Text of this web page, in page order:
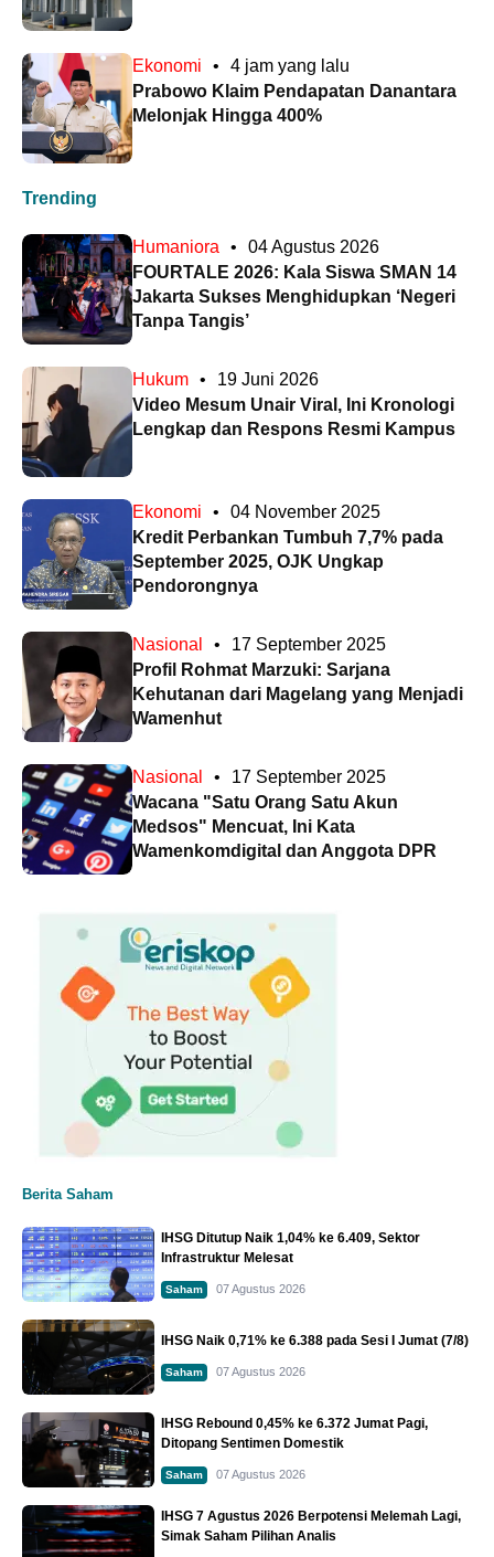
Ekonomi •
4 jam yang lalu
Prabowo Klaim Pendapatan Danantara
Melonjak Hingga 400%
Trending
Humaniora •
04 Agustus 2026
FOURTALE 2026: Kala Siswa SMAN 14
Jakarta Sukses Menghidupkan ‘Negeri
Tanpa Tangis’
Hukum •
19 Juni 2026
Video Mesum Unair Viral, Ini Kronologi
Lengkap dan Respons Resmi Kampus
Ekonomi •
04 November 2025
Kredit Perbankan Tumbuh 7,7% pada
September 2025, OJK Ungkap
Pendorongnya
Nasional •
17 September 2025
Profil Rohmat Marzuki: Sarjana
Kehutanan dari Magelang yang Menjadi
Wamenhut
Nasional •
17 September 2025
Wacana "Satu Orang Satu Akun
Medsos" Mencuat, Ini Kata
Wamenkomdigital dan Anggota DPR
Berita Saham
IHSG Ditutup Naik 1,04% ke 6.409, Sektor
Infrastruktur Melesat
Saham 07 Agustus 2026
IHSG Naik 0,71% ke 6.388 pada Sesi I Jumat (7/8)
Saham 07 Agustus 2026
IHSG Rebound 0,45% ke 6.372 Jumat Pagi,
Ditopang Sentimen Domestik
Saham 07 Agustus 2026
IHSG 7 Agustus 2026 Berpotensi Melemah Lagi,
Simak Saham Pilihan Analis